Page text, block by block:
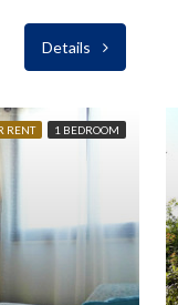
Details
RENT 1 BEDROOM